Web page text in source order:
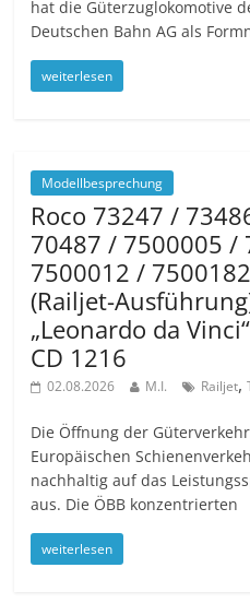
hat die Güterzuglokomotive
Deutschen Bahn AG als
weiterlesen
Modellbesprechung
Roco 73247 /
70487 / 7500005 /
7500012 /
(Railjet-
„Leonardo da
CD 1216
02.08.2026 M.I. Railjet,
Die Öffnung der
Europäischen
nachhaltig auf das
aus. Die ÖBB konzentrierten
weiterlesen